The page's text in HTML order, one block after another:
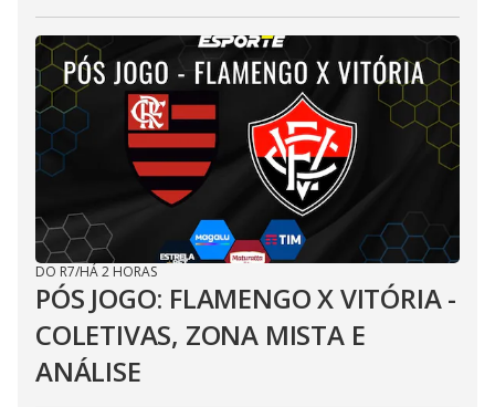
DO R7/HÁ 2 HORAS
PÓS JOGO: FLAMENGO X VITÓRIA -
COLETIVAS, ZONA MISTA E
ANÁLISE